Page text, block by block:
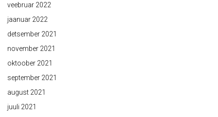
veebruar 2022
jaanuar 2022
detsember 2021
november 2021
oktoober 2021
september 2021
august 2021
juuli 2021